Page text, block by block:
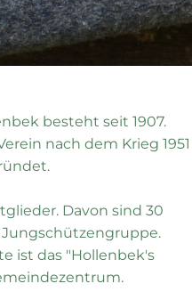
besteht seit 1907.
nach dem Krieg 1951
Davon sind 30
ist das "Hollenbek's